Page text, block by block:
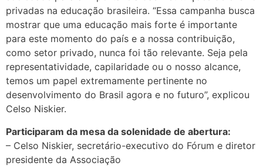
privadas na educação brasileira. “Essa campanha busca
mostrar que uma educação mais forte é importante
para este momento do país e a nossa contribuição,
como setor privado, nunca foi tão relevante. Seja pela
representatividade, capilaridade ou o nosso alcance,
temos um papel extremamente pertinente no
desenvolvimento do Brasil agora e no futuro”, explicou
Celso Niskier.
Participaram da mesa da solenidade de abertura:
– Celso Niskier, secretário-executivo do Fórum e diretor
presidente da Associação